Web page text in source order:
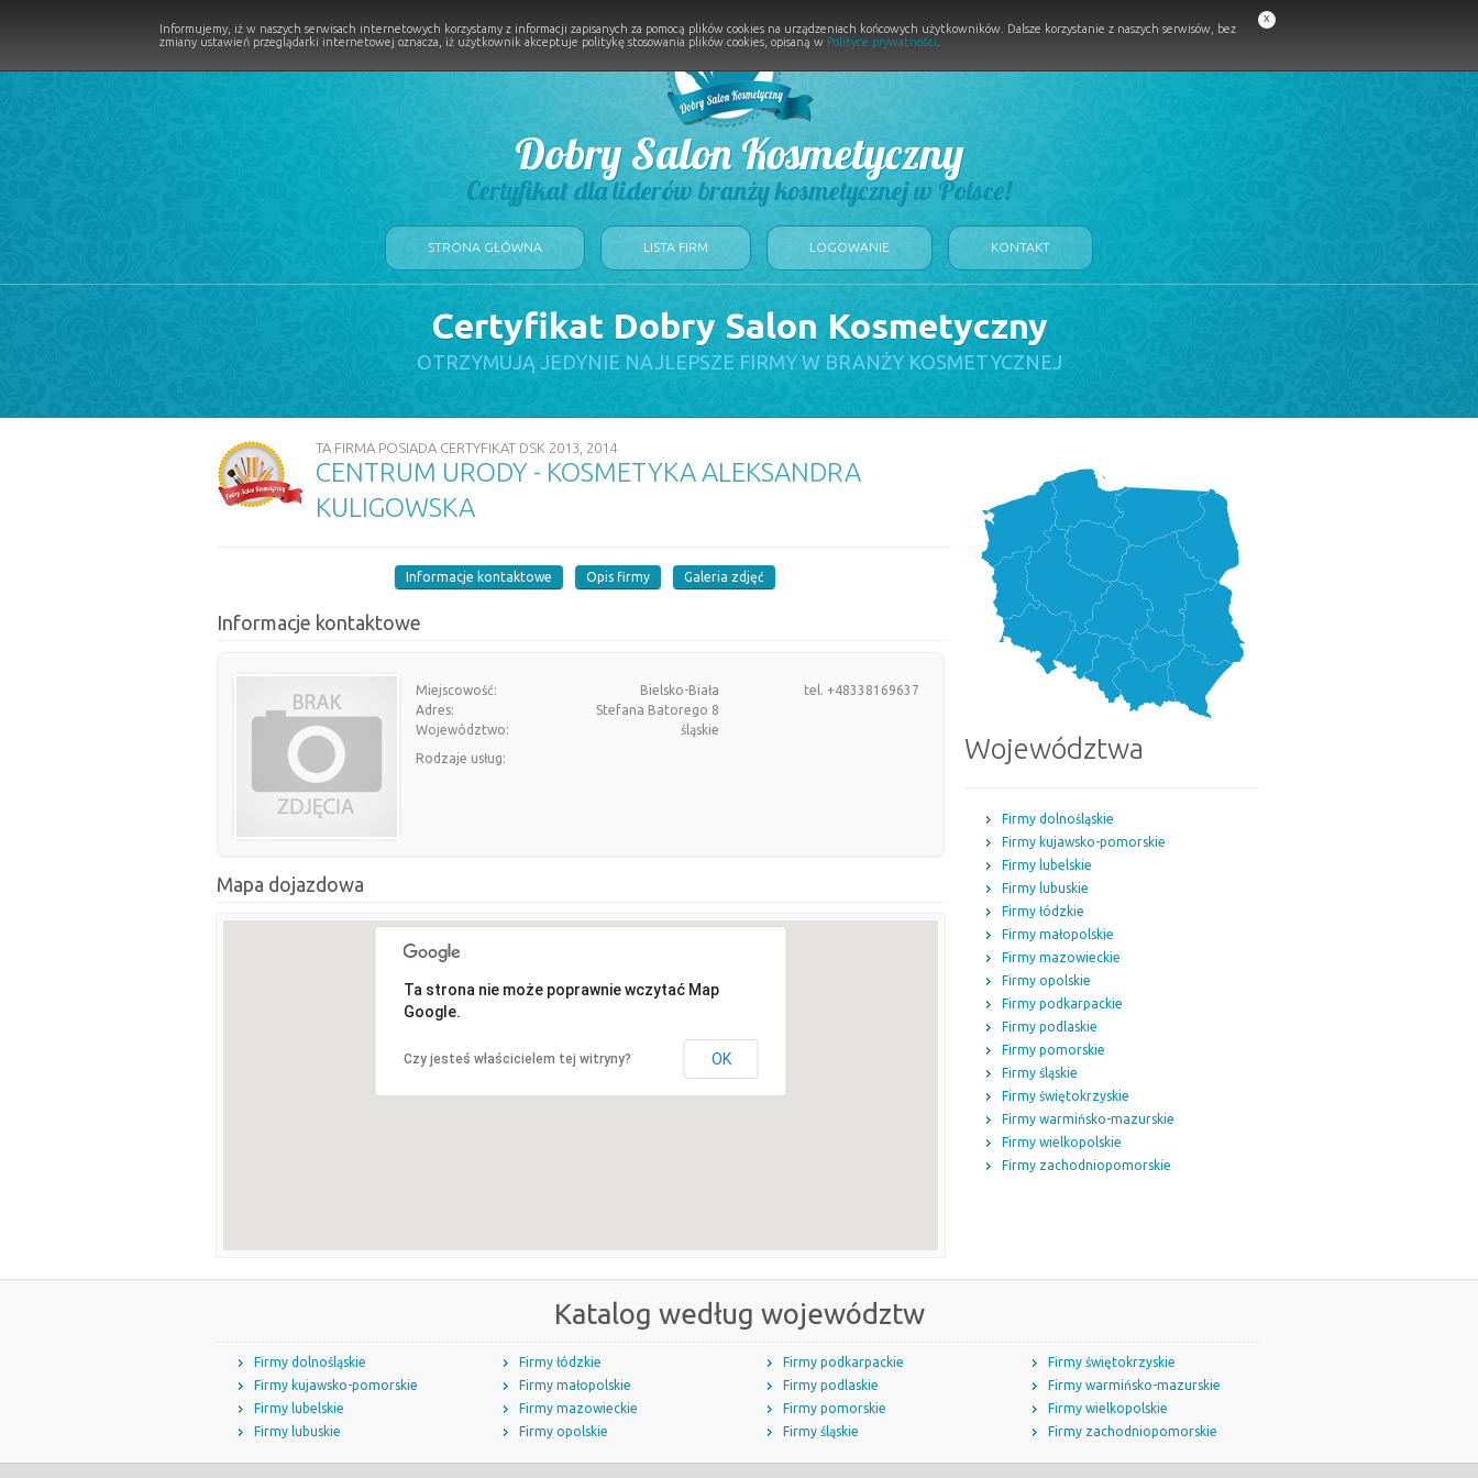
Dobry Salon Kosmetyczny
Certyfikat dla liderów branży kosmetycznej w Polsce!
STRONA GŁÓWNA LISTA FIRM LOGOWANIE KONTAKT
Certyfikat Dobry Salon Kosmetyczny
OTRZYMUJĄ JEDYNIE NAJLEPSZE FIRMY W BRANŻY KOSMETYCZNEJ
TA FIRMA POSIADA CERTYFIKAT DSK 2013, 2014
CENTRUM URODY - KOSMETYKA ALEKSANDRA
KULIGOWSKA
Informacje kontaktowe Opis firmy Galeria zdjęć
Informacje kontaktowe
Miejscowość:
Bielsko-Biała
Adres:
Stefana Batorego 8
Województwo:
śląskie
tel. +48338169637
Rodzaje usług:
Mapa dojazdowa
Ta strona nie może poprawnie wczytać Map
Google.
Czy jesteś właścicielem tej witryny? OK
Województwa
Firmy dolnośląskie
Firmy kujawsko-pomorskie
Firmy lubelskie
Firmy lubuskie
Firmy łódzkie
Firmy małopolskie
Firmy mazowieckie
Firmy opolskie
Firmy podkarpackie
Firmy podlaskie
Firmy pomorskie
Firmy śląskie
Firmy świętokrzyskie
Firmy warmińsko-mazurskie
Firmy wielkopolskie
Firmy zachodniopomorskie
Katalog według województw
Firmy dolnośląskie
Firmy kujawsko-pomorskie
Firmy lubelskie
Firmy lubuskie
Firmy łódzkie
Firmy małopolskie
Firmy mazowieckie
Firmy opolskie
Firmy podkarpackie
Firmy podlaskie
Firmy pomorskie
Firmy śląskie
Firmy świętokrzyskie
Firmy warmińsko-mazurskie
Firmy wielkopolskie
Firmy zachodniopomorskie
Informujemy, iż w naszych serwisach internetowych korzystamy z informacji zapisanych za pomocą plików cookies na urządzeniach końcowych użytkowników. Dalsze korzystanie z naszych serwisów, bez
zmiany ustawień przeglądarki internetowej oznacza, iż użytkownik akceptuje politykę stosowania plików cookies, opisaną w Polityce prywatności
x